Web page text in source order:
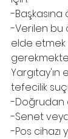
-
-Verilen bu
elde etmek
tefecilik
-Doğrudan
-Senet
-Pos cihazı